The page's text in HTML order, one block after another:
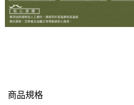
商品規格